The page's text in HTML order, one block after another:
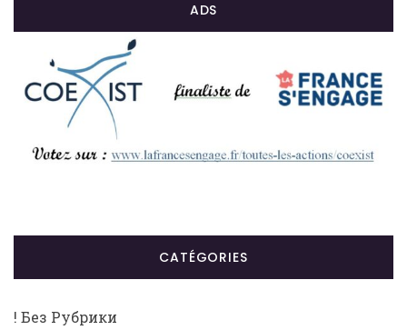
ADS
CATÉGORIES
! Без Рубрики